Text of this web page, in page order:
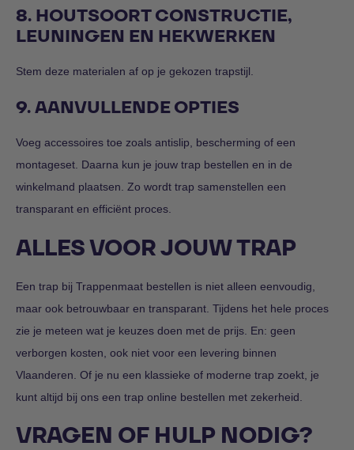
8. HOUTSOORT CONSTRUCTIE,
LEUNINGEN EN HEKWERKEN
Stem deze materialen af op je gekozen trapstijl.
9. AANVULLENDE OPTIES
Voeg accessoires toe zoals antislip, bescherming of een
montageset. Daarna kun je jouw trap bestellen en in de
winkelmand plaatsen. Zo wordt trap samenstellen een
transparant en efficiënt proces.
ALLES VOOR JOUW TRAP
Een trap bij Trappenmaat bestellen is niet alleen eenvoudig,
maar ook betrouwbaar en transparant. Tijdens het hele proces
zie je meteen wat je keuzes doen met de prijs. En: geen
verborgen kosten, ook niet voor een levering binnen
Vlaanderen. Of je nu een klassieke of moderne trap zoekt, je
kunt altijd bij ons een trap online bestellen met zekerheid.
VRAGEN OF HULP NODIG?